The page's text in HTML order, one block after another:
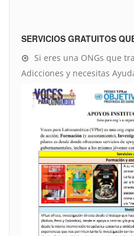
SERVICIOS GRATUITOS
Si eres una ONGs que
Adicciones y necesitas